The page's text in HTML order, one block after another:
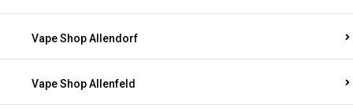
Vape Shop Allendorf
Vape Shop Allenfeld